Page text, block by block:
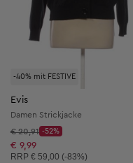
-40% mit FESTIVE
Evis
Damen Strickjacke
Startpreis:
€ 20,91
Discount Price:
-52%
Reduzierter Preis:
€ 9,99
Unverbindliche Preisempfehlung:
RRP € 59,00 (-83%)